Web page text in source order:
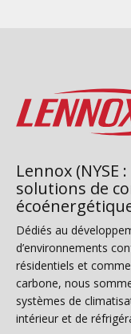
Lennox (NYSE
solutions de
Dédiés au
d’environnements
résidentiels et
carbone, nous
systèmes de
intérieur et de